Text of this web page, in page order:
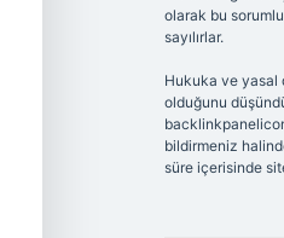
olarak bu
sayılırlar.
Hukuka ve yasal
olduğunu
bildirmeniz
süre içerisinde